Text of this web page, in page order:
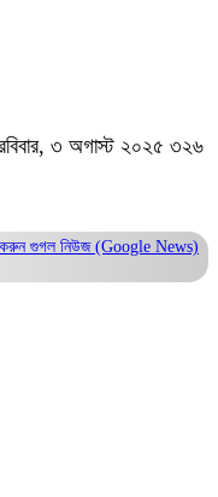
৩ অগাস্ট ২০২৫ ৩২৬
করুন গুগল নিউজ (Google News)